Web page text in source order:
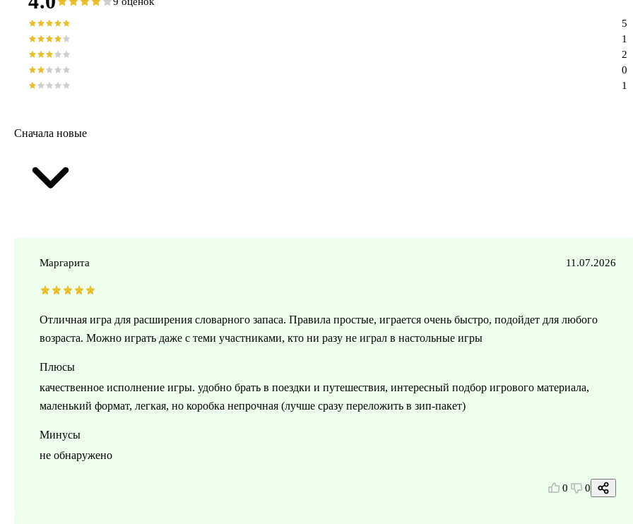
1
0
2
1
5
Сначала новые
Маргарита 11.07.2026
Отличная игра для расширения словарного запаса. Правила простые, играется очень быстро, подойдет для любого
возраста. Можно играть даже с теми участниками, кто ни разу не играл в настольные игры
Плюсы
качественное исполнение игры. удобно брать в поездки и путешествия, интересный подбор игрового материала,
маленький формат, легкая, но коробка непрочная (лучше сразу переложить в зип-пакет)
Минусы
не обнаружено
0 0